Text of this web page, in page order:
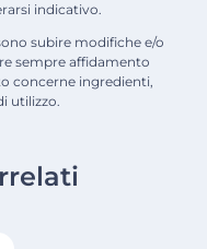
indicativo.
subire modifiche e/o
sempre affidamento
concerne ingredienti,
utilizzo.